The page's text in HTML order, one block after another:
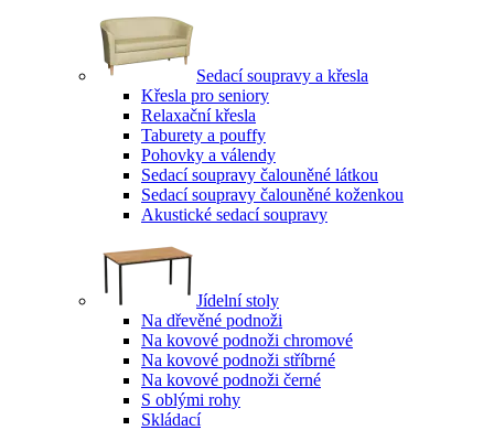
Sedací soupravy a křesla
Křesla pro seniory
Relaxační křesla
Taburety a pouffy
Pohovky a válendy
Sedací soupravy čalouněné látkou
Sedací soupravy čalouněné koženkou
Akustické sedací soupravy
Jídelní stoly
Na dřevěné podnoži
Na kovové podnoži chromové
Na kovové podnoži stříbrné
Na kovové podnoži černé
S oblými rohy
Skládací